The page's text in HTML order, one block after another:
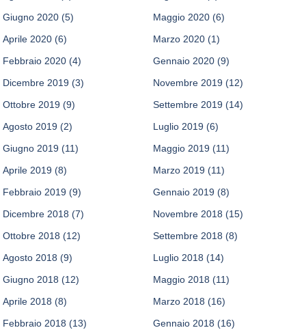
Giugno 2020 (5) Maggio 2020 (6)
Aprile 2020 (6) Marzo 2020 (1)
Febbraio 2020 (4) Gennaio 2020 (9)
Dicembre 2019 (3) Novembre 2019 (12)
Ottobre 2019 (9) Settembre 2019 (14)
Agosto 2019 (2) Luglio 2019 (6)
Giugno 2019 (11) Maggio 2019 (11)
Aprile 2019 (8) Marzo 2019 (11)
Febbraio 2019 (9) Gennaio 2019 (8)
Dicembre 2018 (7) Novembre 2018 (15)
Ottobre 2018 (12) Settembre 2018 (8)
Agosto 2018 (9) Luglio 2018 (14)
Giugno 2018 (12) Maggio 2018 (11)
Aprile 2018 (8) Marzo 2018 (16)
Febbraio 2018 (13) Gennaio 2018 (16)